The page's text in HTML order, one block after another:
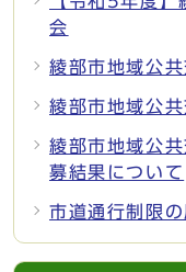
会
綾部市地域公
綾部市地域公
綾部市地域公
募結果について
市道通行制限の